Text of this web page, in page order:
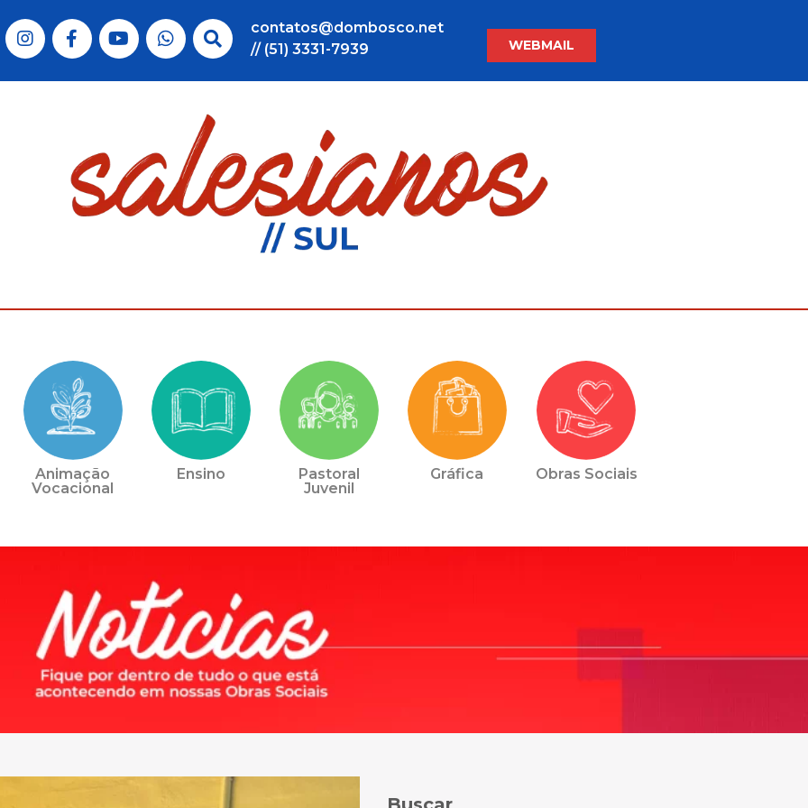
contatos@dombosco.net
// (51) 3331-7939
WEBMAIL
Animação
Vocacional
Ensino
Pastoral
Juvenil
Gráfica Obras Sociais